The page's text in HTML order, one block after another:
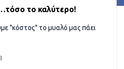
το καλύτερο!
"κόστος" το μυαλό μας πάει